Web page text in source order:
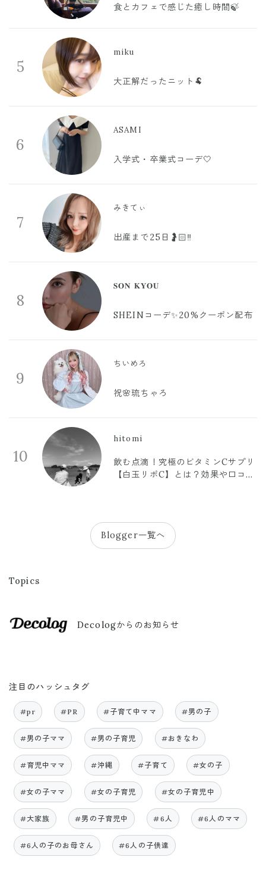
食とカフェで感じた癒し時間🍃
5
miku
大正解だったニット🐏
6
ASAMI
入学式・卒業式コーデ🤍
7
みきてぃ
出産まで25日🤰🏻‼️
8
𝐒𝐎𝐍 𝐊𝐘𝐎𝐔
SHEINコーデ✨20%クーポン配布
9
ちいめろ
祝🌸琉ちゃろ
10
hitomi
飲む点滴！究極のビタミンCサプリ
【白玉リポC】とは？効果や口コミ
Blogger一覧へ
Topics
Decologからのお知らせ
注目のハッシュタグ
#pr #PR #子育て中ママ #男の子
#男の子ママ #男の子育児 #おきなわ
#育児中ママ #沖縄 #子育て #女の子
#女の子ママ #女の子育児 #女の子育児中
#大家族 #男の子育児中 #6人 #6人のママ
#6人の子のお母さん #6人の子供達